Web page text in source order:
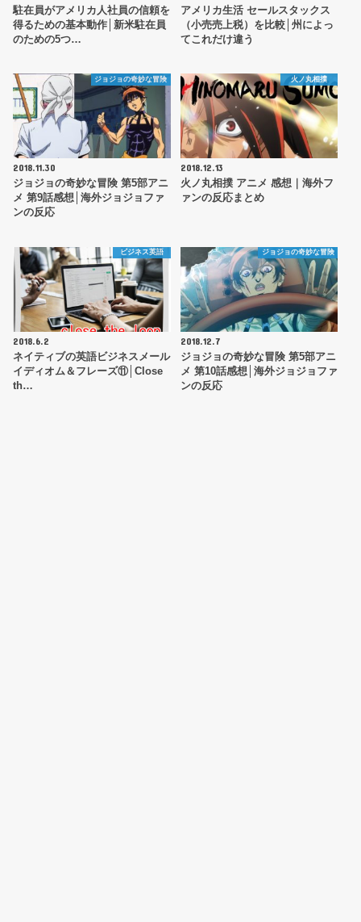
駐在員がアメリカ人社員の信頼を
得るための基本動作│新米駐在員
のための5つ…
アメリカ生活 セールスタックス
（小売売上税）を比較│州によっ
てこれだけ違う
ジョジョの奇妙な冒険
2018.11.30
ジョジョの奇妙な冒険 第5部アニ
メ 第9話感想│海外ジョジョファ
ンの反応
火ノ丸相撲
2018.12.13
火ノ丸相撲 アニメ 感想｜海外フ
ァンの反応まとめ
ビジネス英語
2018.6.2
ネイティブの英語ビジネスメール
イディオム＆フレーズ⑪│Close
th…
ジョジョの奇妙な冒険
2018.12.7
ジョジョの奇妙な冒険 第5部アニ
メ 第10話感想│海外ジョジョファ
ンの反応